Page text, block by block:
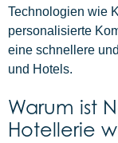
Technologien wie
personalisierte
eine schnellere
und Hotels.
Warum ist
Hotellerie